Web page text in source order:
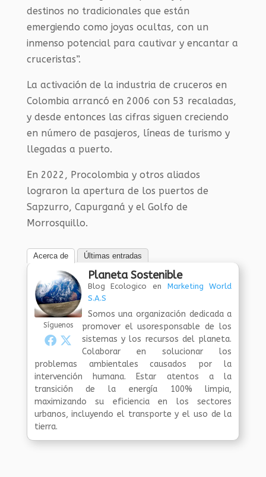
destinos no tradicionales que están
emergiendo como joyas ocultas, con un
inmenso potencial para cautivar y encantar a
cruceristas”.
La activación de la industria de cruceros en
Colombia arrancó en 2006 con 53 recaladas,
y desde entonces las cifras siguen creciendo
en número de pasajeros, líneas de turismo y
llegadas a puerto.
En 2022, Procolombia y otros aliados
lograron la apertura de los puertos de
Sapzurro, Capurganá y el Golfo de
Morrosquillo.
Acerca de Últimas entradas
Síguenos
Planeta Sostenible
Blog Ecologico en Marketing World
S.A.S
Somos una organización dedicada a
promover el usoresponsable de los
sistemas y los recursos del planeta.
Colaborar en solucionar los
problemas ambientales causados por la
intervención humana. Estar atentos a la
transición de la energía 100% limpia,
maximizando su eficiencia en los sectores
urbanos, incluyendo el transporte y el uso de la
tierra.